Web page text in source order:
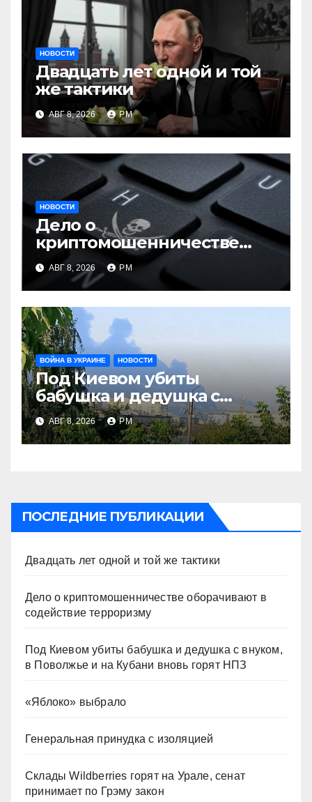
НОВОСТИ
Двадцать лет одной и той
же тактики
АВГ 8, 2026 РМ
НОВОСТИ
Дело о
криптомошенничестве
оборачивают в содействие
терроризму
АВГ 8, 2026 РМ
ВОЙНА В УКРАИНЕ НОВОСТИ
Под Киевом убиты
бабушка и дедушка с
внуком, в Поволжье и на
Кубани вновь горят НПЗ
АВГ 8, 2026 РМ
ПОСЛЕДНИЕ ПУБЛИКАЦИИ
Двадцать лет одной и той же тактики
Дело о криптомошенничестве оборачивают в
содействие терроризму
Под Киевом убиты бабушка и дедушка с внуком,
в Поволжье и на Кубани вновь горят НПЗ
«Яблоко» выбрало
Генеральная принудка с изоляцией
Склады Wildberries горят на Урале, сенат
принимает по Грэму закон